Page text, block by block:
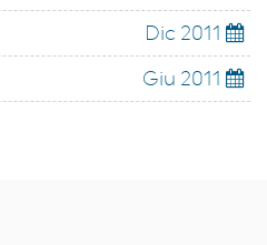
Dic 2011
Giu 2011